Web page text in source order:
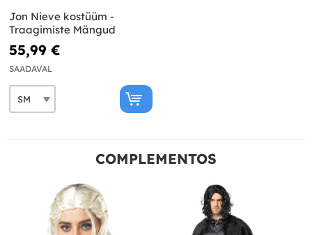
Jon Nieve kostüüm -
Traagimiste Mängud
55,99 €
SAADAVAL
COMPLEMENTOS